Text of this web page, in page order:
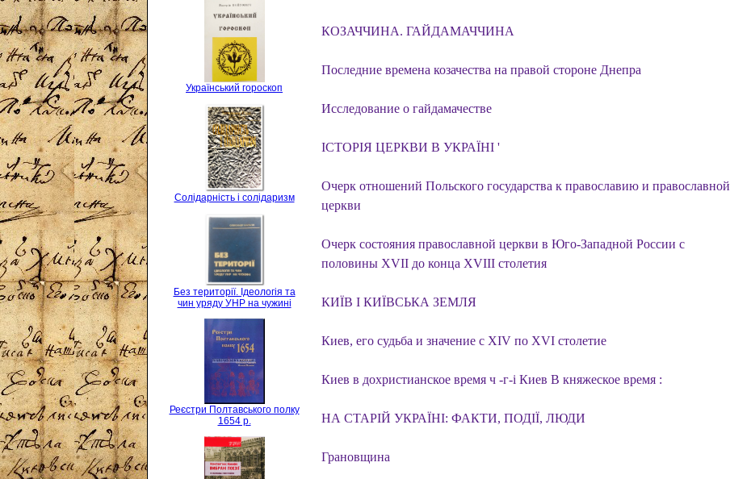
Український гороскоп
Солідарність і солідаризм
Без території. Ідеологія та
чин уряду УНР на чужині
Реєстри Полтавського полку
1654 р.
КОЗАЧЧИНА. ГАЙДАМАЧЧИНА
Последние времена козачества на правой стороне Днепра
Исследование о гайдамачестве
ІСТОРІЯ ЦЕРКВИ В УКРАЇНІ '
Очерк отношений Польского государства к православию и православной
церкви
Очерк состояния православной церкви в Юго-Западной России с
половины XVII до конца XVIII столетия
КИЇВ І КИЇВСЬКА ЗЕМЛЯ
Киев, его судьба и значение с XIV по XVI столетие
Киев в дохристианское время ч -г-і Киев В княжеское время :
НА СТАРІЙ УКРАЇНІ: ФАКТИ, ПОДІЇ, ЛЮДИ
Грановщина